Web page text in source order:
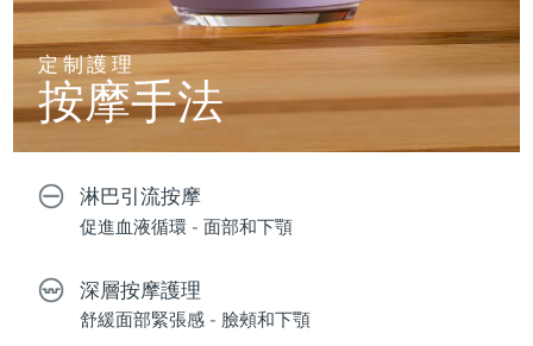
定制護理
按摩手法
淋巴引流按摩
促進血液循環 - 面部和下顎
深層按摩護理
舒緩面部緊張感 - 臉頰和下顎